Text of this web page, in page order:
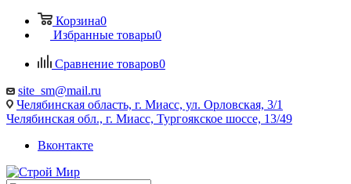
Корзина0
Избранные товары0
Сравнение товаров0
site_sm@mail.ru
Челябинская область, г. Миасс, ул. Орловская, 3/1
Челябинская обл., г. Миасс, Тургоякское шоссе, 13/49
Вконтакте